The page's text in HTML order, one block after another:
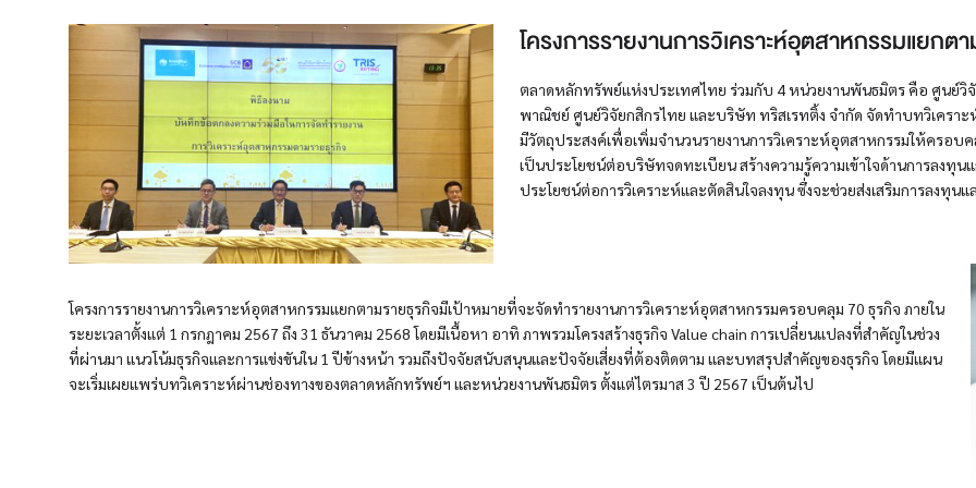
โครงการรายงานการวิเคราะห์อุตสาหกรรมแยกต
ตลาดหลักทรัพย์แห่งประเทศไทย ร่วมกับ 4 หน่วยงานพันธมิตร คือ ศูนย์วิ
พาณิชย์ ศูนย์วิจัยกสิกรไทย และบริษัท ทริสเรทติ้ง จำกัด จัดทำบทวิเคราะ
มีวัตถุประสงค์เพื่อเพิ่มจำนวนรายงานการวิเคราะห์อุตสาหกรรมให้ครอ
เป็นประโยชน์ต่อบริษัทจดทะเบียน สร้างความรู้ความเข้าใจด้านการลงทุ
ประโยชน์ต่อการวิเคราะห์และตัดสินใจลงทุน ซึ่งจะช่วยส่งเสริมการลงทุ
โครงการรายงานการวิเคราะห์อุตสาหกรรมแยกตามรายธุรกิจมีเป้าหมายที่จะจัดทำรายงานการวิเคราะห์อุตสาหกรรมครอบคลุม 70 ธุรกิจ ภายใน
ระยะเวลาตั้งแต่ 1 กรกฎาคม 2567 ถึง 31 ธันวาคม 2568 โดยมีเนื้อหา อาทิ ภาพรวมโครงสร้างธุรกิจ Value chain การเปลี่ยนแปลงที่สำคัญในช่วง
ที่ผ่านมา แนวโน้มธุรกิจและการแข่งขันใน 1 ปีข้างหน้า รวมถึงปัจจัยสนับสนุนและปัจจัยเสี่ยงที่ต้องติดตาม และบทสรุปสำคัญของธุรกิจ โดยมีแผน
จะเริ่มเผยแพร่บทวิเคราะห์ผ่านช่องทางของตลาดหลักทรัพย์ฯ และหน่วยงานพันธมิตร ตั้งแต่ไตรมาส 3 ปี 2567 เป็นต้นไป